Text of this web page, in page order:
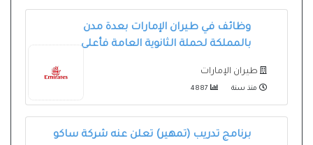
وظائف في طيران الإمارات بعدة مدن
بالمملكة لحملة الثانوية العامة فأعلى
طيران الإمارات
منذ سنة
برنامج تدريب (تمهير) تعلن عنه شركة ساكو